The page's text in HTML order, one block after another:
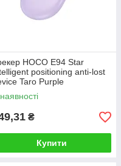
HOCO E94 Star
positioning anti-lost
Taro Purple
₴
Купити